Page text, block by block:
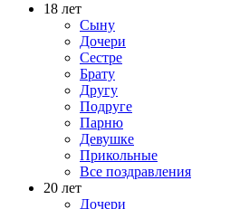
18 лет
Сыну
Дочери
Сестре
Брату
Другу
Подруге
Парню
Девушке
Прикольные
Все поздравления
20 лет
Дочери